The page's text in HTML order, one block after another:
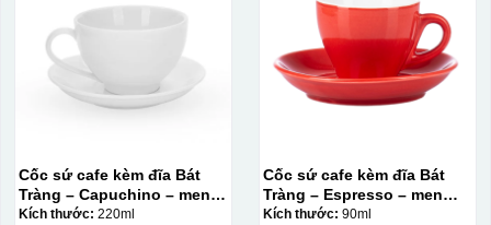
Cốc sứ cafe kèm đĩa Bát
Tràng – Capuchino – men
trắng – 220ml
Kích thước: 220ml
Cốc sứ cafe kèm đĩa Bát
Tràng – Espresso – men
màu – 70ml
Kích thước: 90ml